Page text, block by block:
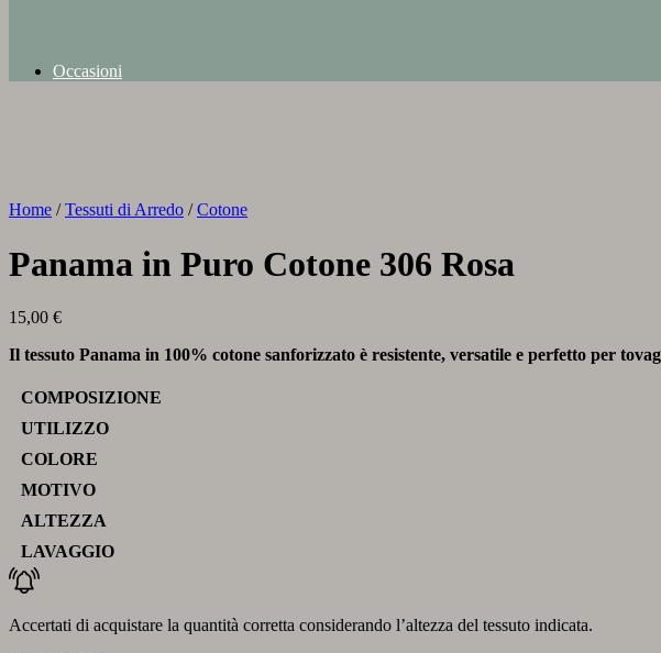
Occasioni
Home / Tessuti di Arredo / Cotone
Panama in Puro Cotone 306 Rosa
15,00 €
Il tessuto Panama in 100% cotone sanforizzato è resistente, versatile e perfetto per
COMPOSIZIONE
UTILIZZO
COLORE
MOTIVO
ALTEZZA
LAVAGGIO
Accertati di acquistare la quantità corretta considerando l’altezza del tessuto indicata.